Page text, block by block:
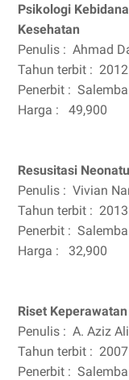
Psikologi
Kesehatan
Penulis : Ahmad
Tahun terbit : 2012
Penerbit :
Harga :
49,900
Resusitasi
Penulis : Vivian
Tahun terbit : 2013
Penerbit :
Harga :
32,900
Riset
Penulis : A. Aziz
Tahun terbit : 2007
Penerbit :